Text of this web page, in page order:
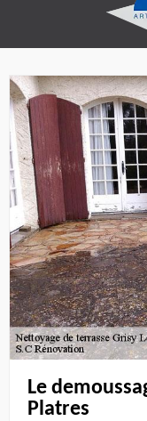
Le
Platres